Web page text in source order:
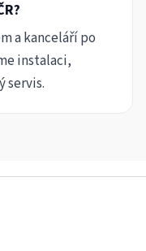
a kanceláří po
instalaci,
servis.